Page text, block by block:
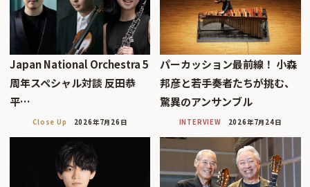
Japan National Orchestra 5
周年スペシャル対談 反田恭
平…
Close Up 2026年7月26日
パーカッション最前線！ 小森
邦彦と若手奏者たちが挑む、
驚異のアンサンブル
INTERVIEW 2026年7月24日